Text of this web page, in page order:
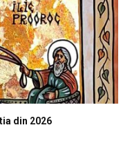
din 2026